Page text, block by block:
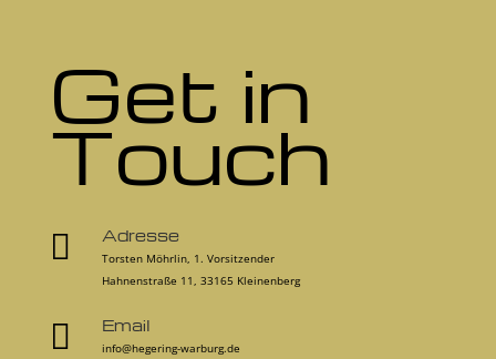
Get in
Touch
 Adresse
Torsten Möhrlin, 1. Vorsitzender
Hahnenstraße 11, 33165 Kleinenberg
 Email
info@hegering-warburg.de